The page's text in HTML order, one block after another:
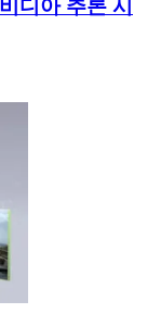
디아 추론 시